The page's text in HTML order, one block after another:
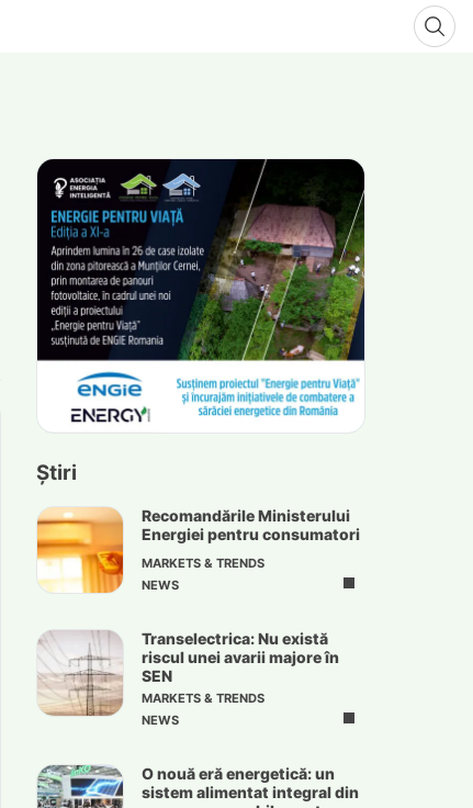
Știri
Recomandările Ministerului
Energiei pentru consumatori
MARKETS & TRENDS
NEWS
Transelectrica: Nu există
riscul unei avarii majore în
SEN
MARKETS & TRENDS
NEWS
O nouă eră energetică: un
sistem alimentat integral din